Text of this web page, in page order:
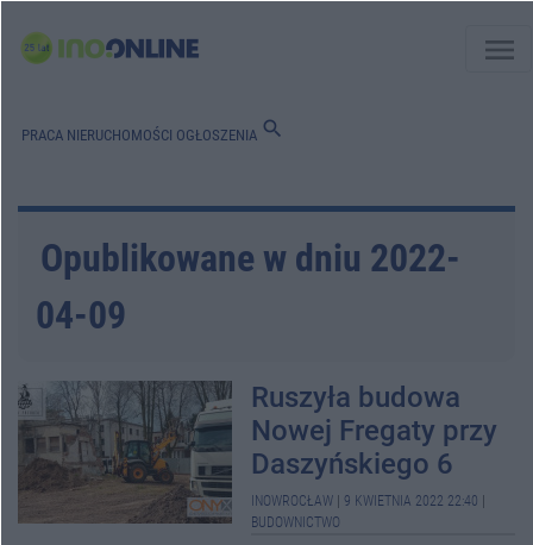
menu
PRACA NIERUCHOMOŚCI OGŁOSZENIA search
Opublikowane w dniu 2022-
04-09
Ruszyła budowa
Nowej Fregaty przy
Daszyńskiego 6
INOWROCŁAW 9 KWIETNIA 2022 22:40
BUDOWNICTWO